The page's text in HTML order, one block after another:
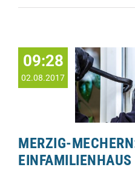
09:28
02.08.2017
MERZIG-
EINFAMILIENHAUS